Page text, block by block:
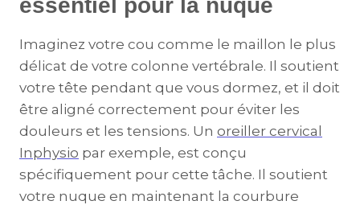
essentiel pour la nuque
Imaginez votre cou comme le maillon le plus
délicat de votre colonne vertébrale. Il soutient
votre tête pendant que vous dormez, et il doit
être aligné correctement pour éviter les
douleurs et les tensions. Un oreiller cervical
Inphysio par exemple, est conçu
spécifiquement pour cette tâche. Il soutient
votre nuque en maintenant la courbure